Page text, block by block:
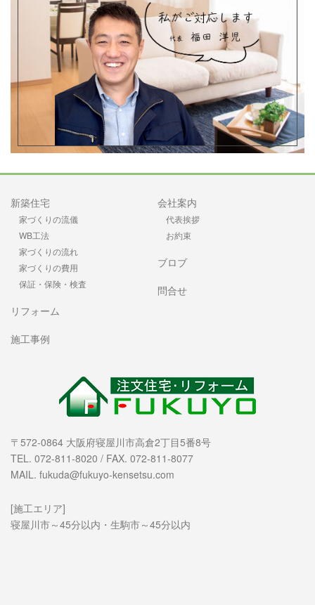
新築住宅
家づくりの流儀
WB工法
家づくりの流れ
家づくりの費用
保証・保険・検査
リフォーム
施工事例
会社案内
代表挨拶
お約束
ブロブ
問合せ
〒572-0864 大阪府寝屋川市高倉2丁目5番8号
TEL. 072-811-8020 / FAX. 072-811-8077
MAIL. fukuda@fukuyo-kensetsu.com
[施工エリア]
寝屋川市～45分以内・生駒市～45分以内